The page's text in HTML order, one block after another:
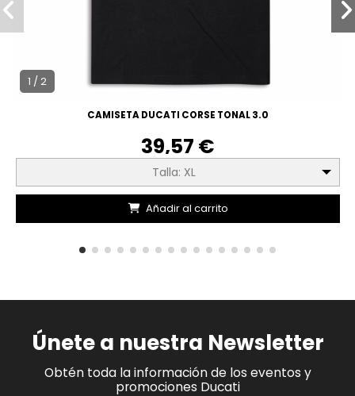
1 / 2
CAMISETA DUCATI CORSE TONAL 3.0
39,57 €
Talla: XL
Añadir al carrito
Únete a nuestra Newsletter
Obtén toda la información de los eventos y
promociones Ducati